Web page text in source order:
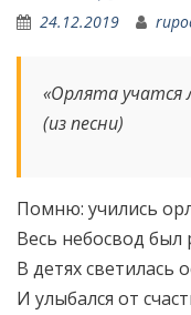
24.12.2019
«Орлята
(из песни)
Помню: учились
Весь небосвод был
B детях светилась
И улыбался от